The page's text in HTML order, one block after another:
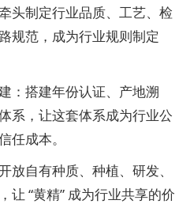
制定行业品质、工艺、检
规范，成为行业规则制定
搭建年份认证、产地溯
系，让这套体系成为行业公
任成本。
自有种质、种植、研发、
让 “黄精” 成为行业共享的价